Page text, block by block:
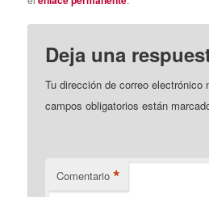
Deja una
Tu dirección de correo electrónico
campos obligatorios están
Comentario *